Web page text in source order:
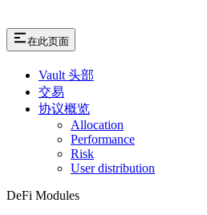
在此页面
Vault 头部
交易
协议概览
Allocation
Performance
Risk
User distribution
DeFi Modules